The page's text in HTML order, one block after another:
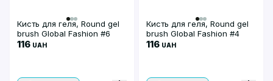
Кисть для геля, Round gel
brush Global Fashion #6
116 UAH
Кисть для геля, Round gel
brush Global Fashion #4
116 UAH